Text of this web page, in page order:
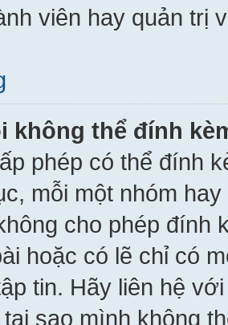
viên hay quản trị
không thể đính
phép có thể đính
mỗi một nhóm
cho phép đính
hoặc có lẽ chỉ có
tin. Hãy liên hệ
sao mình không